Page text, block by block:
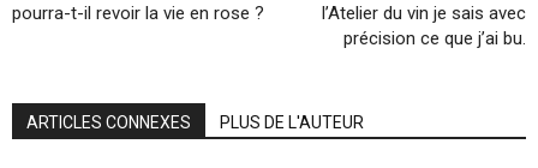
pourra-t-il revoir la vie en rose ?
l’Atelier du vin je sais avec
précision ce que j’ai bu.
ARTICLES CONNEXES PLUS DE L'AUTEUR